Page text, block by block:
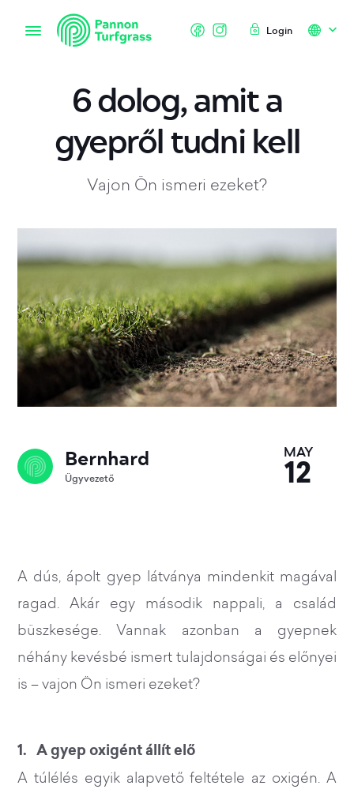
Login
6 dolog, amit a
gyepről tudni kell
Vajon Ön ismeri ezeket?
Bernhard
Ügyvezető
MAY
12
A dús, ápolt gyep látványa mindenkit magával
ragad. Akár egy második nappali, a család
büszkesége. Vannak azonban a gyepnek
néhány kevésbé ismert tulajdonságai és előnyei
is – vajon Ön ismeri ezeket?
1. A gyep oxigént állít elő
A túlélés egyik alapvető feltétele az oxigén. A